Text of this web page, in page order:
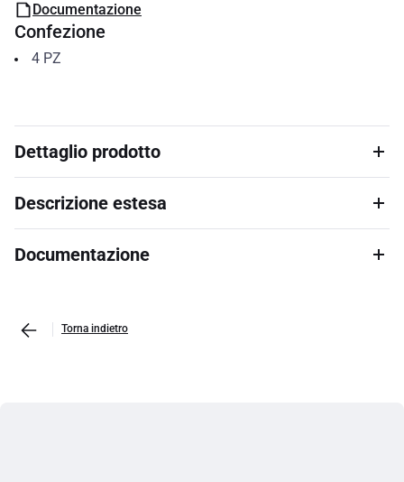
Documentazione
Confezione
4 PZ
Dettaglio prodotto
Descrizione estesa
Documentazione
Torna indietro